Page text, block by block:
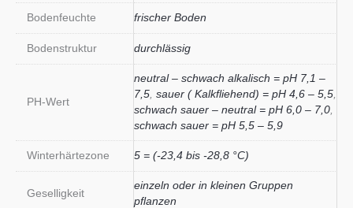
Bodenfeuchte frischer Boden
Bodenstruktur durchlässig
PH-Wert
neutral – schwach alkalisch = pH 7,1 –
7,5 sauer ( Kalkfliehend) = pH 4,6 – 5,5
schwach sauer – neutral = pH 6,0 – 7,0
schwach sauer = pH 5,5 – 5,9
Winterhärtezone 5 = (-23,4 bis -28,8 °C)
Geselligkeit
einzeln oder in kleinen Gruppen
pflanzen